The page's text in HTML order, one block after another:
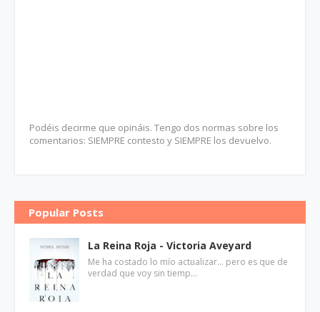
Podéis decirme que opináis. Tengo dos normas sobre los
comentarios: SIEMPRE contesto y SIEMPRE los devuelvo.
Popular Posts
La Reina Roja - Victoria Aveyard
Me ha costado lo mío actualizar... pero es que de
verdad que voy sin tiemp…